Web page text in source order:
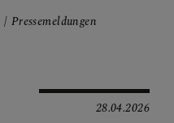
Pressemeldungen
28.04.2026